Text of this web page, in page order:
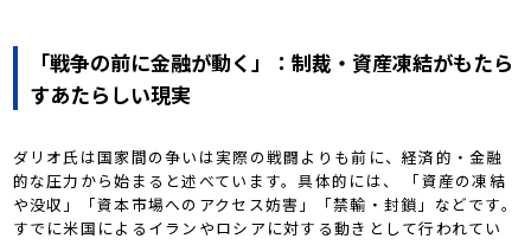
「戦争の前に金融が動く」：制裁・資産凍結がもたら
すあたらしい現実
ダリオ氏は国家間の争いは実際の戦闘よりも前に、経済的・金融
的な圧力から始まると述べています。具体的には、 「資産の凍結
や没収」「資本市場へのアクセス妨害」「禁輸・封鎖」などです。
すでに米国によるイランやロシアに対する動きとして行われてい